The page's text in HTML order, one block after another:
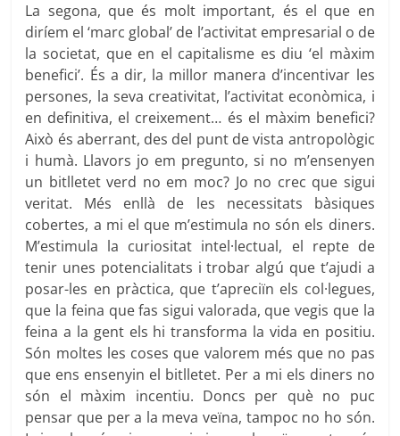
La segona, que és molt important, és el que en
diríem el ‘marc global’ de l’activitat empresarial o de
la societat, que en el capitalisme es diu ‘el màxim
benefici’. És a dir, la millor manera d’incentivar les
persones, la seva creativitat, l’activitat econòmica, i
en definitiva, el creixement… és el màxim benefici?
Això és aberrant, des del punt de vista antropològic
i humà. Llavors jo em pregunto, si no m’ensenyen
un bitlletet verd no em moc? Jo no crec que sigui
veritat. Més enllà de les necessitats bàsiques
cobertes, a mi el que m’estimula no són els diners.
M’estimula la curiositat intel·lectual, el repte de
tenir unes potencialitats i trobar algú que t’ajudi a
posar-les en pràctica, que t’apreciïn els col·legues,
que la feina que fas sigui valorada, que vegis que la
feina a la gent els hi transforma la vida en positiu.
Són moltes les coses que valorem més que no pas
que ens ensenyin el bitlletet. Per a mi els diners no
són el màxim incentiu. Doncs per què no puc
pensar que per a la meva veïna, tampoc no ho són.